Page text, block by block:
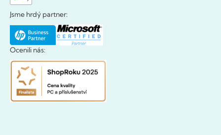
Jsme hrdý partner:
Ocenili nás: